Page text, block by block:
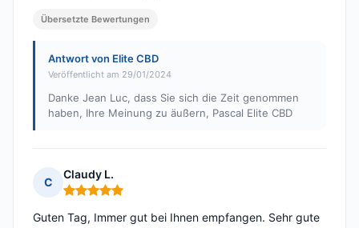
Übersetzte Bewertungen
Antwort von Elite CBD
Veröffentlicht am 29/01/2024
Danke Jean Luc, dass Sie sich die Zeit genommen
haben, Ihre Meinung zu äußern, Pascal Elite CBD
C
Claudy L.
Hinweis: 5 von 5
Guten Tag, Immer gut bei Ihnen empfangen. Sehr gute